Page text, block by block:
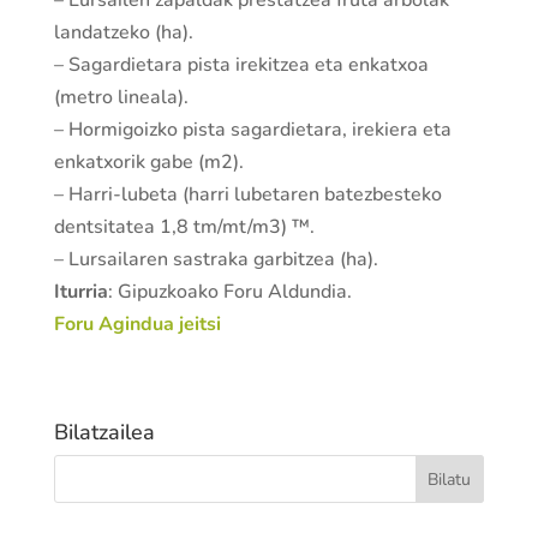
landatzeko (ha).
– Sagardietara pista irekitzea eta enkatxoa
(metro lineala).
– Hormigoizko pista sagardietara, irekiera eta
enkatxorik gabe (m2).
– Harri-lubeta (harri lubetaren batezbesteko
dentsitatea 1,8 tm/mt/m3) ™.
– Lursailaren sastraka garbitzea (ha).
Iturria: Gipuzkoako Foru Aldundia.
Foru Agindua jeitsi
Bilatzailea